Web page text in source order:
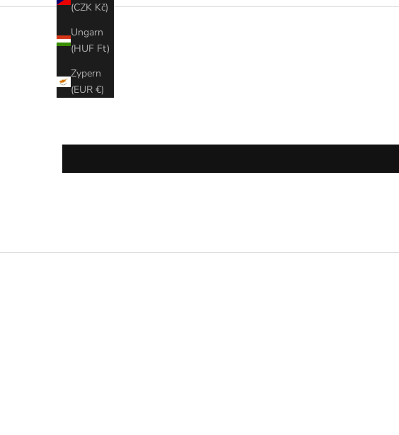
(CZK Kč)
Ungarn
(HUF Ft)
Zypern
(EUR €)